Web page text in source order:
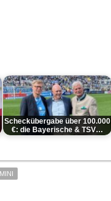
Scheckübergabe über 100.000
€: die Bayerische & TSV…